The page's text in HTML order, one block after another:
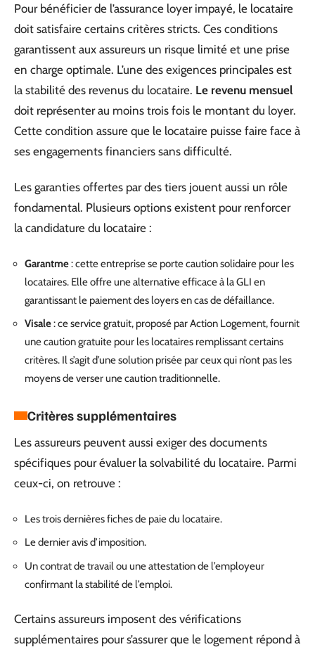
Pour bénéficier de l’assurance loyer impayé, le locataire
doit satisfaire certains critères stricts. Ces conditions
garantissent aux assureurs un risque limité et une prise
en charge optimale. L’une des exigences principales est
la stabilité des revenus du locataire. Le revenu mensuel
doit représenter au moins trois fois le montant du loyer.
Cette condition assure que le locataire puisse faire face à
ses engagements financiers sans difficulté.
Les garanties offertes par des tiers jouent aussi un rôle
fondamental. Plusieurs options existent pour renforcer
la candidature du locataire :
Garantme: cette entreprise se porte caution solidaire pour les
locataires. Elle offre une alternative efficace à la GLI en
garantissant le paiement des loyers en cas de défaillance.
Visale: ce service gratuit, proposé par Action Logement, fournit
une caution gratuite pour les locataires remplissant certains
critères. Il s’agit d’une solution prisée par ceux qui n’ont pas les
moyens de verser une caution traditionnelle.
Critères supplémentaires
Les assureurs peuvent aussi exiger des documents
spécifiques pour évaluer la solvabilité du locataire. Parmi
ceux-ci, on retrouve :
Les trois dernières fiches de paie du locataire.
Le dernier avis d’imposition.
Un contrat de travail ou une attestation de l’employeur
confirmant la stabilité de l’emploi.
Certains assureurs imposent des vérifications
supplémentaires pour s’assurer que le logement répond à